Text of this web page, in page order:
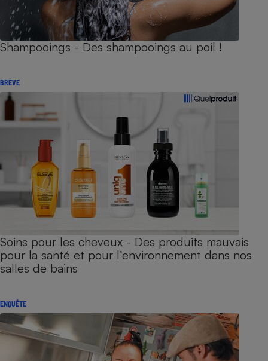
Shampooings - Des shampooings au poil !
BRÈVE
Soins pour les cheveux - Des produits mauvais
pour la santé et pour l’environnement dans nos
salles de bains
ENQUÊTE